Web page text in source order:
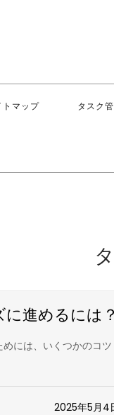
トマップ タスク
進めるには？
には、いくつかのコツ
2025年5月4